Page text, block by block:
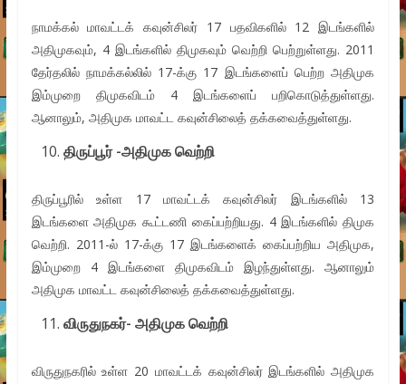
நாமக்கல் மாவட்டக் கவுன்சிலர் 17 பதவிகளில் 12 இடங்களில்
அதிமுகவும், 4 இடங்களில் திமுகவும் வெற்றி பெற்றுள்ளது. 2011
தேர்தலில் நாமக்கல்லில் 17-க்கு 17 இடங்களைப் பெற்ற அதிமுக
இம்முறை திமுகவிடம் 4 இடங்களைப் பறிகொடுத்துள்ளது.
ஆனாலும், அதிமுக மாவட்ட கவுன்சிலைத் தக்கவைத்துள்ளது.
திருப்பூர் -அதிமுக வெற்றி
திருப்பூரில் உள்ள 17 மாவட்டக் கவுன்சிலர் இடங்களில் 13
இடங்களை அதிமுக கூட்டணி கைப்பற்றியது. 4 இடங்களில் திமுக
வெற்றி. 2011-ல் 17-க்கு 17 இடங்களைக் கைப்பற்றிய அதிமுக,
இம்முறை 4 இடங்களை திமுகவிடம் இழந்துள்ளது. ஆனாலும்
அதிமுக மாவட்ட கவுன்சிலைத் தக்கவைத்துள்ளது.
விருதுநகர்- அதிமுக வெற்றி
விருதுநகரில் உள்ள 20 மாவட்டக் கவுன்சிலர் இடங்களில் அதிமுக